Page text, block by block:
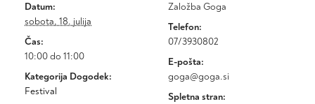
Datum:
sobota, 18. julija
Čas:
10:00 do 11:00
Kategorija Dogodek:
Festival
Založba Goga
Telefon:
07/3930802
E-pošta:
goga@goga.si
Spletna stran: